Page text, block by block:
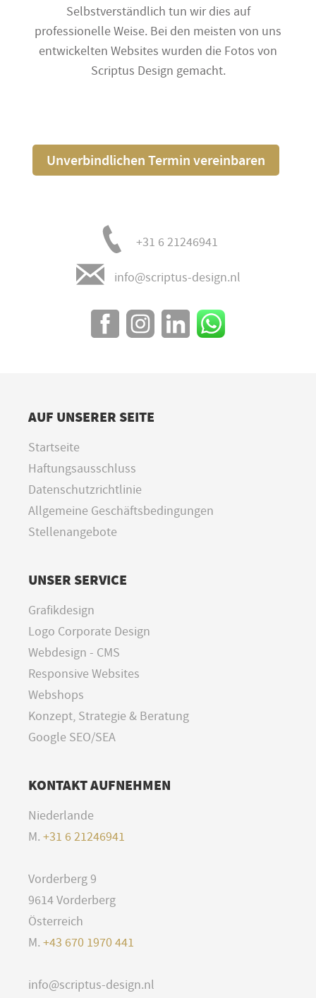
Selbstverständlich tun wir dies auf
professionelle Weise. Bei den meisten von uns
entwickelten Websites wurden die Fotos von
Scriptus Design gemacht.
Unverbindlichen Termin vereinbaren
+31 6 21246941
info@scriptus-design.nl
AUF UNSERER SEITE
Startseite
Haftungsausschluss
Datenschutzrichtlinie
Allgemeine Geschäftsbedingungen
Stellenangebote
UNSER SERVICE
Grafikdesign
Logo Corporate Design
Webdesign - CMS
Responsive Websites
Webshops
Konzept, Strategie & Beratung
Google SEO/SEA
KONTAKT AUFNEHMEN
Niederlande
M. +31 6 21246941
Vorderberg 9
9614 Vorderberg
Österreich
M. +43 670 1970 441
info@scriptus-design.nl